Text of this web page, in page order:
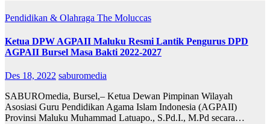
Pendidikan & Olahraga The Moluccas
Ketua DPW AGPAII Maluku Resmi Lantik Pengurus DPD
AGPAII Bursel Masa Bakti 2022-2027
Des 18, 2022 saburomedia
SABUROmedia, Bursel,– Ketua Dewan Pimpinan Wilayah
Asosiasi Guru Pendidikan Agama Islam Indonesia (AGPAII)
Provinsi Maluku Muhammad Latuapo., S.Pd.I., M.Pd secara…